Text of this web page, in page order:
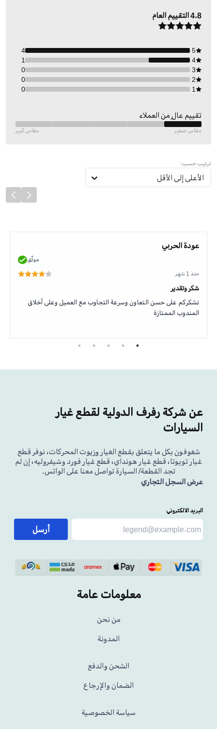
4.8التقييم العام
5
4
4
1
3
0
2
0
1
0
تقييم عالٍ من العملاء
مقاس صغير مقاس كبير
ترتيب حسب:
الأعلى إلى الأقل
عودة الحربي
موثّق
منذ 1 شهر
شكر وتقدير
نشكركم على حسن التعاون وسرعة التجاوب مع العميل وعلى أخلاق
المندوب الممتازة
عن شركة رفرف الدولية لقطع غيار
السيارات
شغوفون بكل ما يتعلق بقطع الغيار وزيوت المحركات، نوفر قطع
غيار تويوتا، قطع غيار هونداي، قطع غيار فورد وشيفروليه، إن لم
تجد القطعة/ السيارة تواصل معنا على الواتس.
عرض السجل التجاري
البريد الالكتروني
أرسل
معلومات عامة
من نحن
المدونة
الشحن والدفع
الضمان والإرجاع
سياسة الخصوصية